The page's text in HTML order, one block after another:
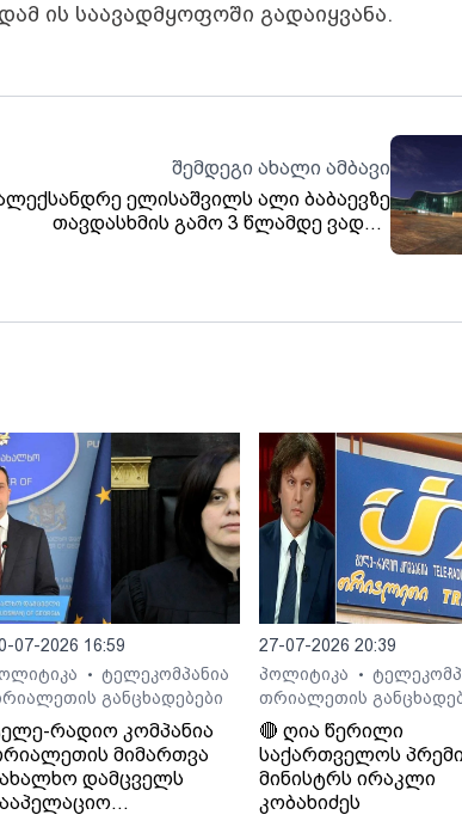
ის საავადმყოფოში გადაიყვანა.
შემდეგი ახალი ამბავი
ელისაშვილს ალი ბაბაევზე
თავდასხმის გამო 3 წლამდე ვადით
თავისუფლების აღკვეთა ემუქრება
07-2026 16:59
• ტელეკომპანია
განცხადებები
რადიო კომპანია
მიმართვა
დამცველს
27-07-2026 20:39
პოლიტიკა
•
თრიალეთის
🔴 ღია წერილი
საქართველოს
მინისტრს ირაკლი
კობახიძეს